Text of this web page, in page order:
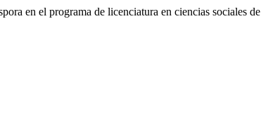
en el programa de licenciatura en ciencias sociales